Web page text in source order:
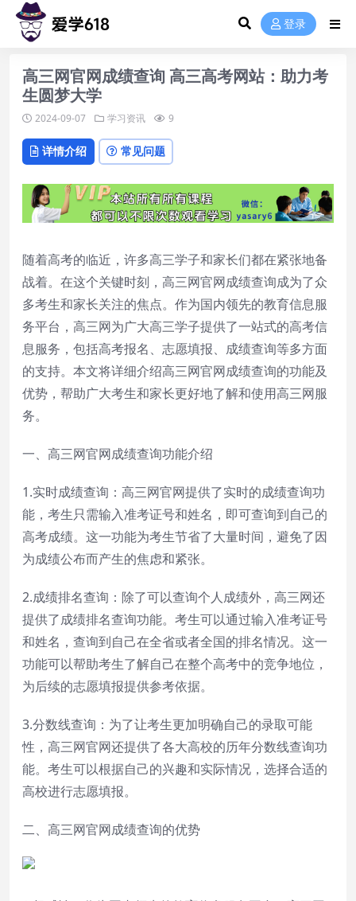
登录
高三网官网成绩查询 高三高考网站：助力考
生圆梦大学
2024-09-07 学习资讯 9
详情介绍 常见问题
随着高考的临近，许多高三学子和家长们都在紧张地备
战着。在这个关键时刻，高三网官网成绩查询成为了众
多考生和家长关注的焦点。作为国内领先的教育信息服
务平台，高三网为广大高三学子提供了一站式的高考信
息服务，包括高考报名、志愿填报、成绩查询等多方面
的支持。本文将详细介绍高三网官网成绩查询的功能及
优势，帮助广大考生和家长更好地了解和使用高三网服
务。
一、高三网官网成绩查询功能介绍
1.实时成绩查询：高三网官网提供了实时的成绩查询功
能，考生只需输入准考证号和姓名，即可查询到自己的
高考成绩。这一功能为考生节省了大量时间，避免了因
为成绩公布而产生的焦虑和紧张。
2.成绩排名查询：除了可以查询个人成绩外，高三网还
提供了成绩排名查询功能。考生可以通过输入准考证号
和姓名，查询到自己在全省或者全国的排名情况。这一
功能可以帮助考生了解自己在整个高考中的竞争地位，
为后续的志愿填报提供参考依据。
3.分数线查询：为了让考生更加明确自己的录取可能
性，高三网官网还提供了各大高校的历年分数线查询功
能。考生可以根据自己的兴趣和实际情况，选择合适的
高校进行志愿填报。
二、高三网官网成绩查询的优势